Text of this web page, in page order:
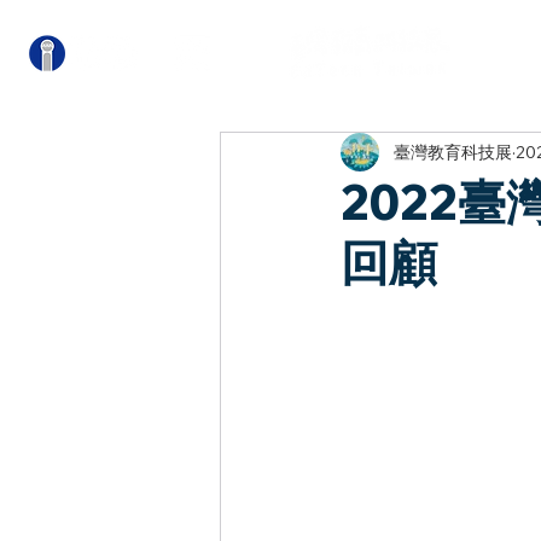
2022臺
回顧
臺灣教育科技展